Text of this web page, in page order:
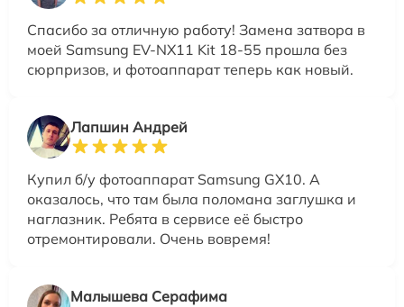
Спасибо за отличную работу! Замена затвора в
моей Samsung EV-NX11 Kit 18-55 прошла без
сюрпризов, и фотоаппарат теперь как новый.
Лапшин Андрей
Купил б/у фотоаппарат Samsung GX10. А
оказалось, что там была поломана заглушка и
наглазник. Ребята в сервисе её быстро
отремонтировали. Очень вовремя!
Малышева Серафима